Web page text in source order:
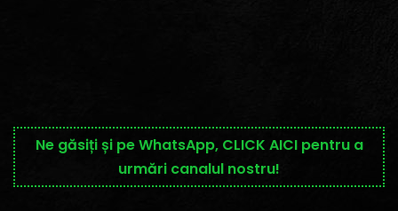
Ne găsiți și pe WhatsApp, CLICK AICI pentru a
urmări canalul nostru!